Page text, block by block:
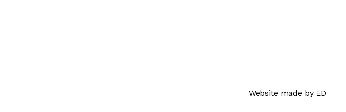
Website made by ED